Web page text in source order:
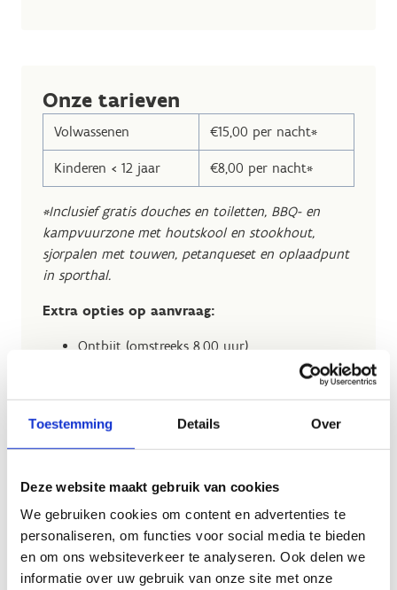
Toestemming Details Over
Deze website maakt gebruik van cookies
We gebruiken cookies om content en advertenties te
personaliseren, om functies voor social media te bieden
en om ons websiteverkeer te analyseren. Ook delen we
informatie over uw gebruik van onze site met onze
Onze tarieven
Volwassenen €15,00 per nacht*
Kinderen < 12 jaar €8,00 per nacht*
*Inclusief gratis douches en toiletten, BBQ- en
kampvuurzone met houtskool en stookhout,
sjorpalen met touwen, petanqueset en oplaadpunt
in sporthal.
Extra opties op aanvraag:
Ontbijt (omstreeks 8.00 uur)
Ontbijtbuffet (omstreeks 8.00 uur)
enkel op zaterdag en zondag
Middagmaal (omstreeks 12.00 uur)
€ 14,30 per persoon
Avondmaal (omstreeks 18.00 uur)